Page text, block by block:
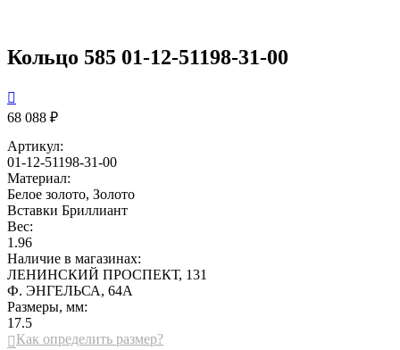
Кольцо 585 01-12-51198-31-00

68 088 ₽
Артикул:
01-12-51198-31-00
Материал:
Белое золото, Золото
Вставки Бриллиант
Вес:
1.96
Наличие в магазинах:
ЛЕНИНСКИЙ ПРОСПЕКТ, 131
Ф. ЭНГЕЛЬСА, 64А
Размеры, мм:
17.5
 Как определить размер?